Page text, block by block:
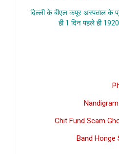
दिल्ली के बीएल कपूर अस्पताल के
ही 1 दिन पहले ही
Chit Fund Scam
Band Honge